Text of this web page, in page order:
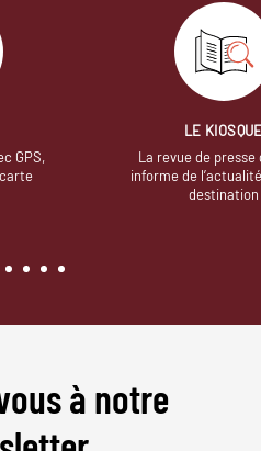
GPS,
LE
La revue de presse
informe de
destination
à notre